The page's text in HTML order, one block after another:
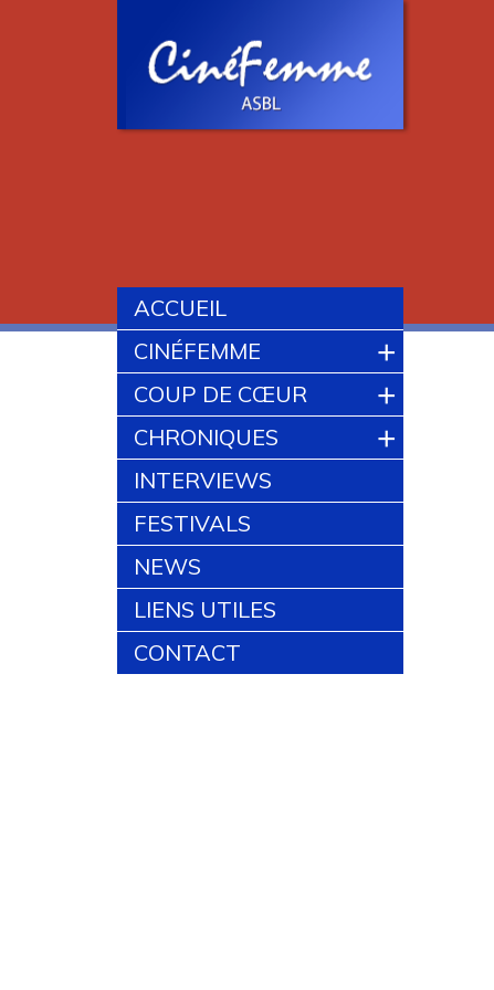
ACCUEIL
CINÉFEMME
+
COUP DE CŒUR +
CHRONIQUES +
INTERVIEWS
FESTIVALS
NEWS
LIENS UTILES
CONTACT